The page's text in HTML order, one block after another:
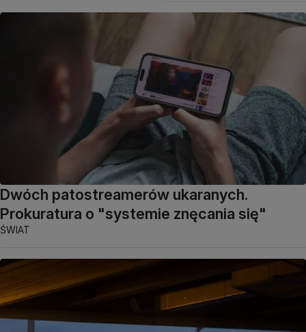
Dwóch patostreamerów ukaranych.
Prokuratura o "systemie znęcania się"
ŚWIAT